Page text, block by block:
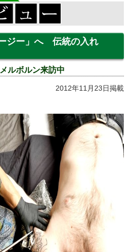
ジー」へ 伝統の入れ
ルボルン来訪中
2012年11月23日掲載